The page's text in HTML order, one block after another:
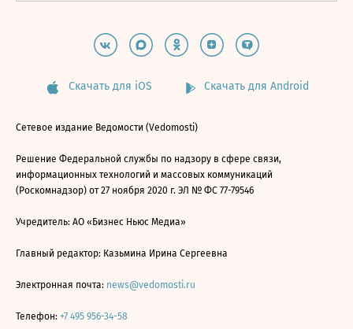
Скачать для iOS Скачать для Android
Сетевое издание Ведомости (Vedomosti)
Решение Федеральной службы по надзору в сфере связи,
информационных технологий и массовых коммуникаций
(Роскомнадзор) от 27 ноября 2020 г. ЭЛ № ФС 77-79546
Учредитель: АО «Бизнес Ньюс Медиа»
Главный редактор: Казьмина Ирина Сергеевна
Электронная почта: news@vedomosti.ru
Телефон: +7 495 956-34-58